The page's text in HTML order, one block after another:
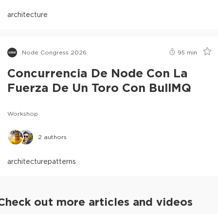
architecture
Node Congress 2026 95 min
Concurrencia De Node Con La
Fuerza De Un Toro Con BullMQ
Workshop
2 authors
architecturepatterns
out more articles and videos